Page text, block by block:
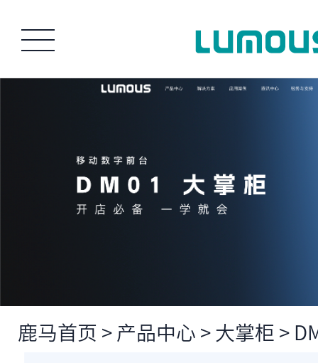
鹿马首页 > 产品中心 > 大掌柜 >